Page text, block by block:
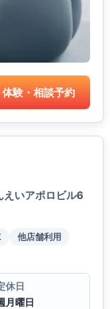
体験・相談予約
えいアポロビル6
他店舗利用
休日
月曜日